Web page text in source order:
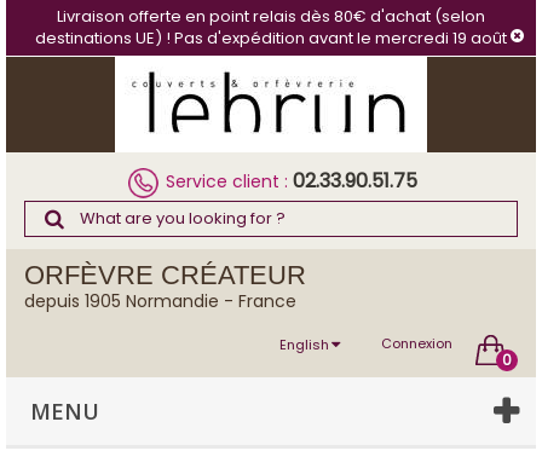
Livraison offerte en point relais dès 80€ d'achat (selon
destinations UE) ! Pas d'expédition avant le mercredi 19 août
Service client : 02.33.90.51.75
ORFÈVRE CRÉATEUR
depuis 1905 Normandie - France
0
Connexion
English
MENU
Cookies management panel